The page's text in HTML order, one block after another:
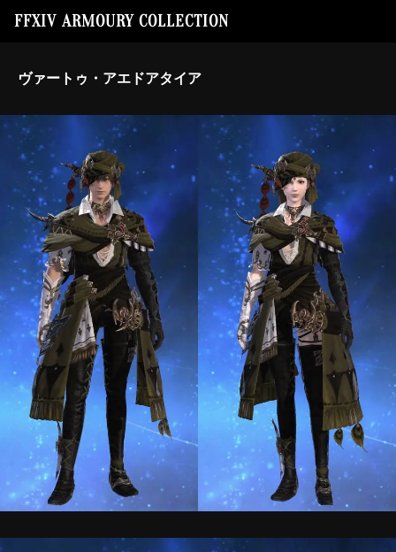
FFXIV ARMOURY COLLECTION
ヴァートゥ・アエドアタイア